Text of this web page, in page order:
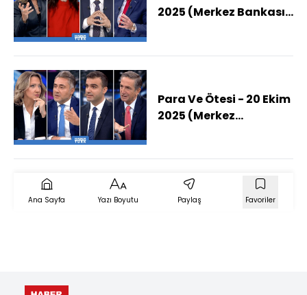
2025 (Merkez Bankası
Para Ve Ötesi - 20 Ekim
2025 (Merkez
Ana Sayfa Yazı Boyutu Paylaş Favoriler